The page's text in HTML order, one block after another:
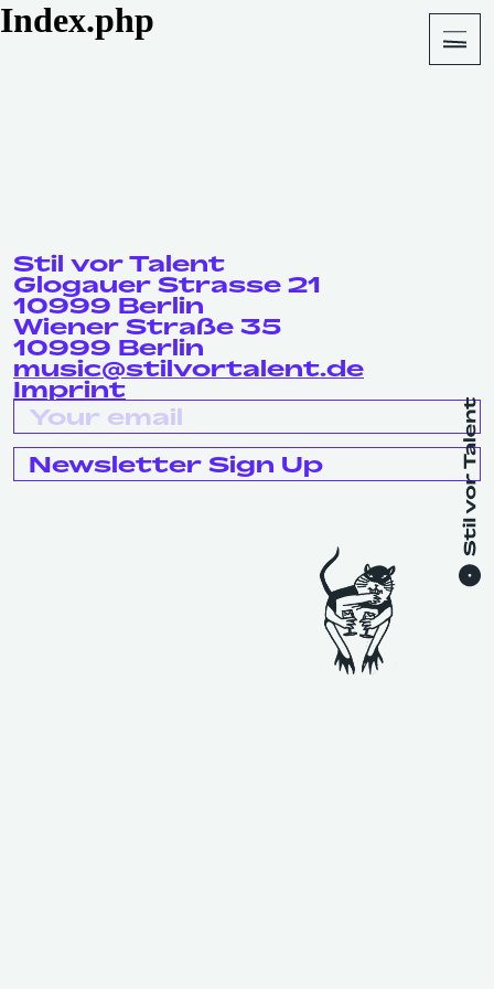
About
Index.php
Stil vor Talent
Glogauer Strasse 21
10999 Berlin
Wiener Straße 35
10999 Berlin
music@stilvortalent.de
Imprint